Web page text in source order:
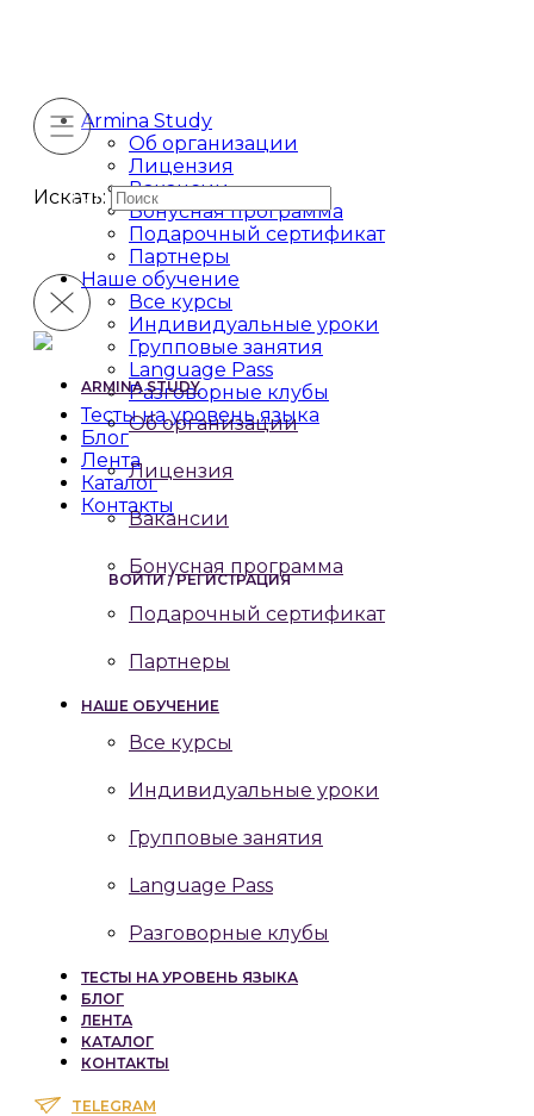
Armina Study
Об организации
Лицензия
Вакансии
Бонусная программа
Подарочный сертификат
Партнеры
Наше обучение
Все курсы
Индивидуальные уроки
Групповые занятия
Language Pass
Разговорные клубы
Тесты на уровень языка
Блог
Лента
Каталог
Контакты
ВОЙТИ / РЕГИСТРАЦИЯ
Искать:
ARMINA STUDY
Об организации
Лицензия
Вакансии
Бонусная программа
Подарочный сертификат
Партнеры
НАШЕ ОБУЧЕНИЕ
Все курсы
Индивидуальные уроки
Групповые занятия
Language Pass
Разговорные клубы
ТЕСТЫ НА УРОВЕНЬ ЯЗЫКА
БЛОГ
ЛЕНТА
КАТАЛОГ
КОНТАКТЫ
TELEGRAM